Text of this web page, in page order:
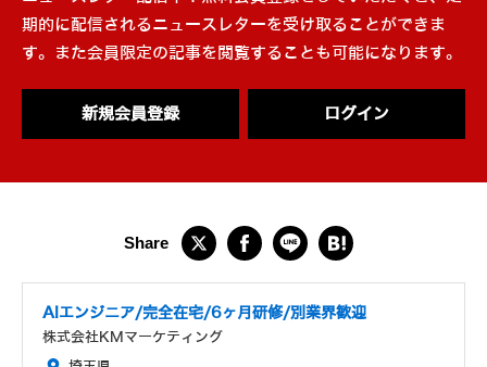
期的に配信されるニュースレターを受け取ることができま
す。また会員限定の記事を閲覧することも可能になります。
新規会員登録 ログイン
AIエンジニア/完全在宅/6ヶ月研修/別業界歓迎
株式会社KMマーケティング